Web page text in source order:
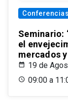
Conferencias
Seminario:
el
mercados
19 de
09:00 a